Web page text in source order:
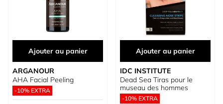
Ajouter au panier
ARGANOUR
AHA Facial Peeling
-10% EXTRA
Ajouter au panier
IDC INSTITUTE
Dead Sea Tiras pour le
museau des hommes
-10% EXTRA